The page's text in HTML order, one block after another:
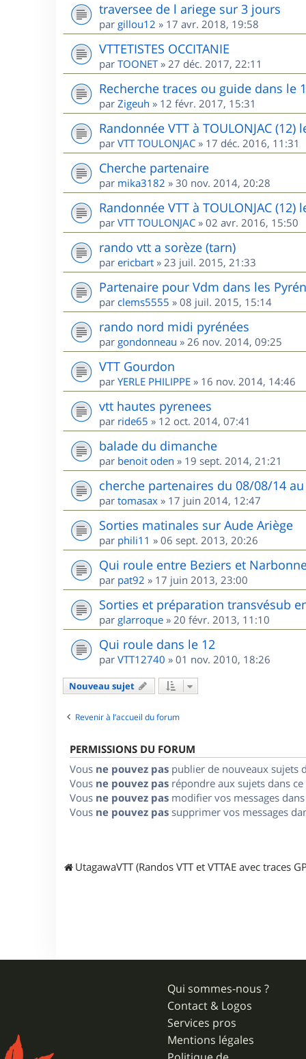
traversee de l ariege sur 3 jours
par gillou12 » 17 avr. 2018, 19:58
VTTETISTES OCCITANIE
par TOONET» 27 déc. 2017, 22:11
Recherche traces ou guide dans le
par Zigeuh » 12 févr. 2017, 15:31
Randonnée VTT à TOULONJAC (12)
par VTT TOULONJAC » 17 déc. 2016, 11:31
Cherche partenaire
par mika3182 » 30 nov. 2014, 20:28
Randonnée VTT à TOULONJAC (12)
par VTT TOULONJAC » 02 avr. 2016, 15:50
rando vtt a sorèze (tarn)
par ericbart » 23 juil. 2015, 21:33
Partenaire pour Vdm dans les
par clems5555 » 08 juil. 2015, 15:14
rando nord midi pyrénées
par gondonneau » 26 nov. 2014, 09:25
VTT Gourdon
par YERLE PHILIPPE » 16 nov. 2014, 14:46
vtt hautes pyrenees
par ride65 » 12 oct. 2014, 07:41
balade du dimanche
par benoit oden » 19 sept. 2014, 21:21
cherche partenaires du 08/08/14
par tomasax » 17 juin 2014, 12:47
Sorties matinales sur Aude Ariège
par phili11 » 06 sept. 2013, 20:26
Qui roule entre Beziers et
par pat92 » 17 juin 2013, 23:00
Sorties et préparation transvésub
par glarroque » 20 févr. 2013, 11:10
Qui roule dans le 12
par VTT12740 » 01 nov. 2010, 18:26
Nouveau sujet
Revenir à l’accueil du forum
PERMISSIONS DU FORUM
Vous ne pouvez pas publier de nouveaux sujets
Vous ne pouvez pas répondre aux sujets dans
Vous ne pouvez pas modifier vos messages
Vous ne pouvez pas supprimer vos messages
UtagawaVTT (Randos VTT et VTTAE avec traces
Qui sommes-nous ?
Contact & Logos
Services pros
Mentions légales